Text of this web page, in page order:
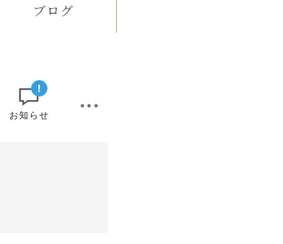
ブログ
!
お知らせ